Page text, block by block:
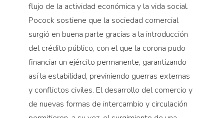
flujo de la actividad económica y la vida social.
Pocock sostiene que la sociedad comercial
surgió en buena parte gracias a la introducción
del crédito público, con el que la corona pudo
financiar un ejército permanente, garantizando
así la estabilidad, previniendo guerras externas
y conflictos civiles. El desarrollo del comercio y
de nuevas formas de intercambio y circulación